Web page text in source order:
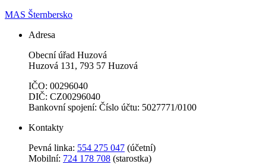
MAS Šternbersko
Adresa
Obecní úřad Huzová
Huzová 131, 793 57 Huzová
IČO: 00296040
DIČ: CZ00296040
Bankovní spojení: Číslo účtu: 5027771/0100
Kontakty
Pevná linka: 554 275 047 (účetní)
Mobilní: 724 178 708 (starostka)